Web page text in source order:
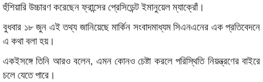
হুঁশিয়ারি উচ্চারণ করেছেন ফ্রান্সের প্রেসিডেন্ট ইমানুয়েল ম্যাক্রোঁ।
বুধবার ১৮ জুন এই তথ্য জানিয়েছে মার্কিন সংবাদমাধ্যম সিএনএনের এক প্রতিবেদনে
এ কথা বলা হয়।
একইসঙ্গে তিনি আরও বলেন, এমন কোনও চেষ্টা করলে পরিস্থিতি নিয়ন্ত্রণের বাইরে
চলে যেতে পারে।